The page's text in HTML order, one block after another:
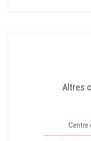
Altres
Centre